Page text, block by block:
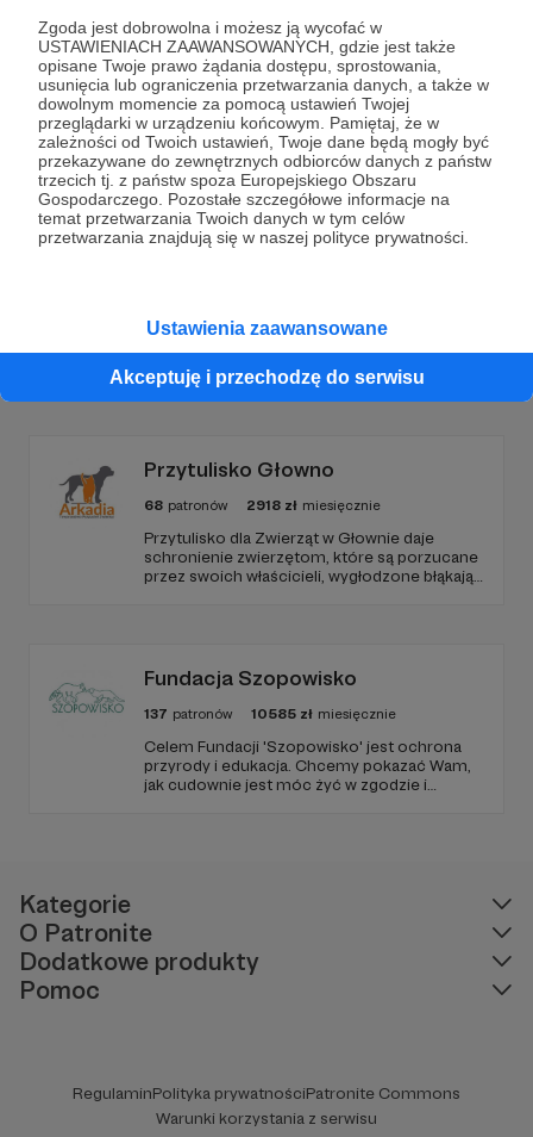
Zgoda jest dobrowolna i możesz ją wycofać w
USTAWIENIACH ZAAWANSOWANYCH, gdzie jest także
opisane Twoje prawo żądania dostępu, sprostowania,
usunięcia lub ograniczenia przetwarzania danych, a także w
dowolnym momencie za pomocą ustawień Twojej
przeglądarki w urządzeniu końcowym. Pamiętaj, że w
zależności od Twoich ustawień, Twoje dane będą mogły być
przekazywane do zewnętrznych odbiorców danych z państw
trzecich tj. z państw spoza Europejskiego Obszaru
Gospodarczego. Pozostałe szczegółowe informacje na
temat przetwarzania Twoich danych w tym celów
przetwarzania znajdują się w naszej polityce prywatności.
Ustawienia zaawansowane
Akceptuję i przechodzę do serwisu
Dołącz do grona Patronów!
Wesprzyj działalność AutoraSzkoła Partyzantówjuż
teraz!
Zostań Patronem
Promowani autorzy
Przytulisko Głowno
68 patronów 2918 zł miesięcznie
Przytulisko dla Zwierząt w Głownie daje
schronienie zwierzętom, które są porzucane
przez swoich właścicieli, wygłodzone błąkają
Fundacja Szopowisko
137 patronów 10585 zł miesięcznie
Celem Fundacji 'Szopowisko' jest ochrona
przyrody i edukacja. Chcemy pokazać Wam,
jak cudownie jest móc żyć w zgodzie i
Kategorie
O Patronite
Dodatkowe produkty
Pomoc
RegulaminPolityka prywatnościPatronite Commons
Warunki korzystania z serwisu